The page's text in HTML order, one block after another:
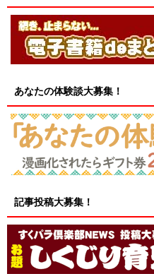
あなたの体験談大募集！
記事投稿大募集！